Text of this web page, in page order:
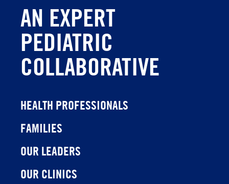
AN EXPERT
PEDIATRIC
COLLABORATIVE
HEALTH PROFESSIONALS
FAMILIES
OUR LEADERS
OUR CLINICS